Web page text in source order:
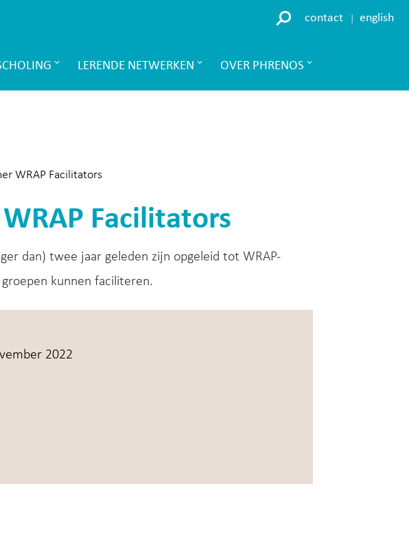
contact english
LERENDE NETWERKEN OVER PHRENOS
WRAP Facilitators
Facilitators
dan) twee jaar geleden zijn opgeleid tot WRAP-
kunnen faciliteren.
2022